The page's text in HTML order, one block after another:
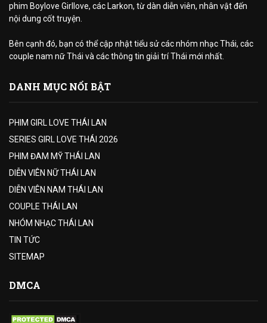
phim Boylove Girllove, các Larkon, từ dàn diễn viên, nhân vật đến
nội dung cốt truyện.
Bên cạnh đó, bạn có thể cập nhật tiểu sử các nhóm nhạc Thái, các
couple nam nữ Thái và các thông tin giải trí Thái mới nhất.
DANH MỤC NỔI BẬT
PHIM GIRL LOVE THÁI LAN
SERIES GIRL LOVE THÁI 2026
PHIM ĐAM MỸ THÁI LAN
DIỄN VIÊN NỮ THÁI LAN
DIỄN VIÊN NAM THÁI LAN
COUPLE THÁI LAN
NHÓM NHẠC THÁI LAN
TIN TỨC
SITEMAP
DMCA